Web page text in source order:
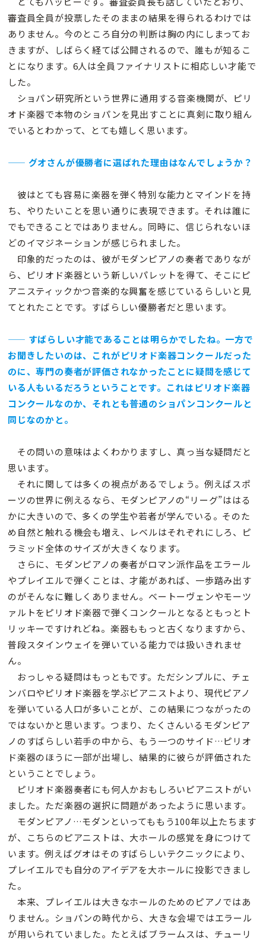
審査員全員が投票したそのままの結果を得られるわけでは
ありません。今のところ自分の判断は胸の内にしまってお
きますが、しばらく経てば公開されるので、誰もが知るこ
とになります。6人は全員ファイナリストに相応しい才能で
した。
ショパン研究所という世界に通用する音楽機関が、ピリ
オド楽器で本物のショパンを見出すことに真剣に取り組ん
でいるとわかって、とても嬉しく思います。
—— グオさんが優勝者に選ばれた理由はなんでしょうか？
彼はとても容易に楽器を弾く特別な能力とマインドを持
ち、やりたいことを思い通りに表現できます。それは誰に
でもできることではありません。同時に、信じられないほ
どのイマジネーションが感じられました。
印象的だったのは、彼がモダンピアノの奏者でありなが
ら、ピリオド楽器という新しいパレットを得て、そこにピ
アニスティックかつ音楽的な興奮を感じているらしいと見
てとれたことです。すばらしい優勝者だと思います。
—— すばらしい才能であることは明らかでしたね。一方で
お聞きしたいのは、これがピリオド楽器コンクールだった
のに、専門の奏者が評価されなかったことに疑問を感じて
いる人もいるだろうということです。これはピリオド楽器
コンクールなのか、それとも普通のショパンコンクールと
同じなのかと。
その問いの意味はよくわかりますし、真っ当な疑問だと
思います。
それに関しては多くの視点があるでしょう。例えばスポ
ーツの世界に例えるなら、モダンピアノの“リーグ”ははる
かに大きいので、多くの学生や若者が学んでいる。そのた
め自然と触れる機会も増え、レベルはそれぞれにしろ、ピ
ラミッド全体のサイズが大きくなります。
さらに、モダンピアノの奏者がロマン派作品をエラール
やプレイエルで弾くことは、才能があれば、一歩踏み出す
のがそんなに難しくありません。ベートーヴェンやモーツ
ァルトをピリオド楽器で弾くコンクールとなるともっとト
リッキーですけれどね。楽器ももっと古くなりますから、
普段スタインウェイを弾いている能力では扱いきれませ
ん。
おっしゃる疑問はもっともです。ただシンプルに、チェ
ンバロやピリオド楽器を学ぶピアニストより、現代ピアノ
を弾いている人口が多いことが、この結果につながったの
ではないかと思います。つまり、たくさんいるモダンピア
ノのすばらしい若手の中から、もう一つのサイド…ピリオ
ド楽器のほうに一部が出場し、結果的に彼らが評価された
ということでしょう。
ピリオド楽器奏者にも何人かおもしろいピアニストがい
ました。ただ楽器の選択に問題があったように思います。
モダンピアノ…モダンといってももう100年以上たちます
が、こちらのピアニストは、大ホールの感覚を身につけて
います。例えばグオはそのすばらしいテクニックにより、
プレイエルでも自分のアイデアを大ホールに投影できまし
た。
本来、プレイエルは大きなホールのためのピアノではあ
りません。ショパンの時代から、大きな会場ではエラール
が用いられていました。たとえばブラームスは、チューリ